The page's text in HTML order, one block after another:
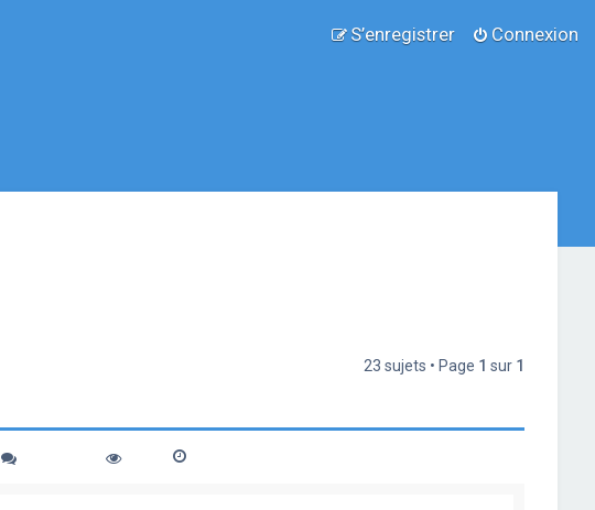
Connexion
S’enregistrer
23 sujets • Page 1 sur 1